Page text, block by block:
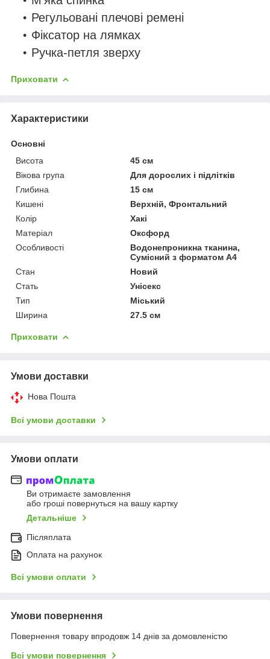
Регульовані плечові ремені
Фіксатор на лямках
Ручка-петля зверху
Приховати
Характеристики
Основні
Висота
45 см
Вікова група
Для дорослих і підлітків
Глибина
15 см
Кишені
Верхній, Фронтальний
Колір
Хакі
Матеріал
Оксфорд
Особливості
Водонепроникна тканина,
Сумісний з форматом А4
Стан
Новий
Стать
Унісекс
Тип
Міський
Ширина
27.5 см
Приховати
Умови доставки
Нова Пошта
Всі умови доставки
Умови оплати
Ви отримаєте замовлення
або гроші повернуться на вашу картку
Детальніше
Післяплата
Оплата на рахунок
Всі умови оплати
Умови повернення
Повернення товару впродовж 14 днів за домовленістю
Всі умови повернення